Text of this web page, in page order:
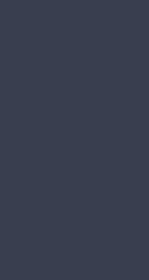
en voorzien
keukenpakket,
dat er
dit dan direct
je kunnen
ingericht.
en comfortabel